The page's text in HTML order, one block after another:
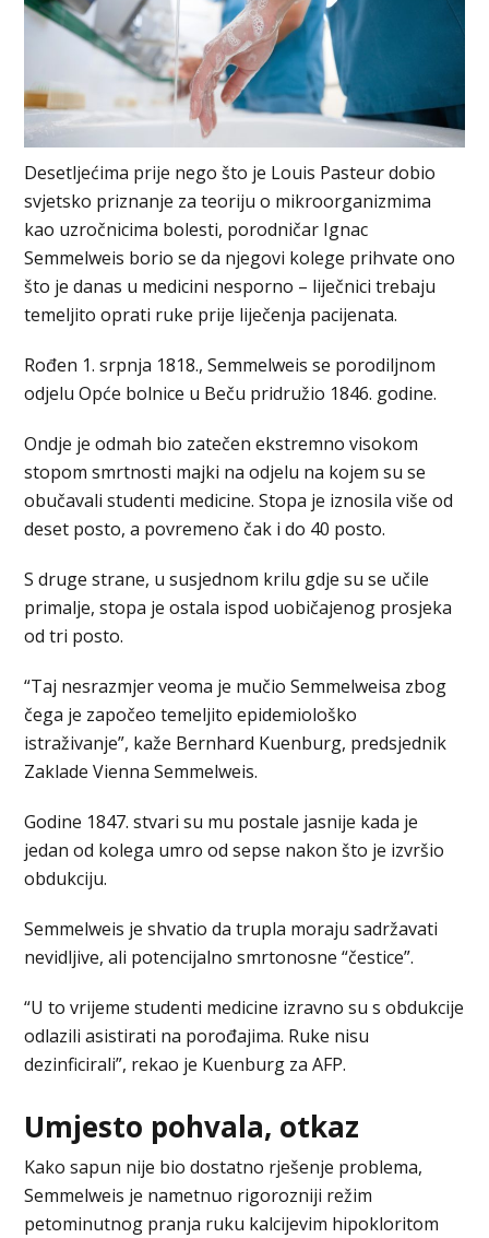
Desetljećima prije nego što je Louis Pasteur dobio
svjetsko priznanje za teoriju o mikroorganizmima
kao uzročnicima bolesti, porodničar Ignac
Semmelweis borio se da njegovi kolege prihvate ono
što je danas u medicini nesporno – liječnici trebaju
temeljito oprati ruke prije liječenja pacijenata.
Rođen 1. srpnja 1818., Semmelweis se porodiljnom
odjelu Opće bolnice u Beču pridružio 1846. godine.
Ondje je odmah bio zatečen ekstremno visokom
stopom smrtnosti majki na odjelu na kojem su se
obučavali studenti medicine. Stopa je iznosila više od
deset posto, a povremeno čak i do 40 posto.
S druge strane, u susjednom krilu gdje su se učile
primalje, stopa je ostala ispod uobičajenog prosjeka
od tri posto.
“Taj nesrazmjer veoma je mučio Semmelweisa zbog
čega je započeo temeljito epidemiološko
istraživanje”, kaže Bernhard Kuenburg, predsjednik
Zaklade Vienna Semmelweis.
Godine 1847. stvari su mu postale jasnije kada je
jedan od kolega umro od sepse nakon što je izvršio
obdukciju.
Semmelweis je shvatio da trupla moraju sadržavati
nevidljive, ali potencijalno smrtonosne “čestice”.
“U to vrijeme studenti medicine izravno su s obdukcije
odlazili asistirati na porođajima. Ruke nisu
dezinficirali”, rekao je Kuenburg za AFP.
Umjesto pohvala, otkaz
Kako sapun nije bio dostatno rješenje problema,
Semmelweis je nametnuo rigorozniji režim
petominutnog pranja ruku kalcijevim hipokloritom